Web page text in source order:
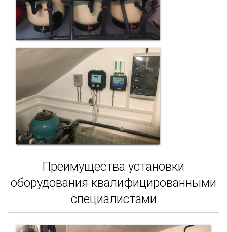
Преимущества установки
оборудования квалифицированными
специалистами